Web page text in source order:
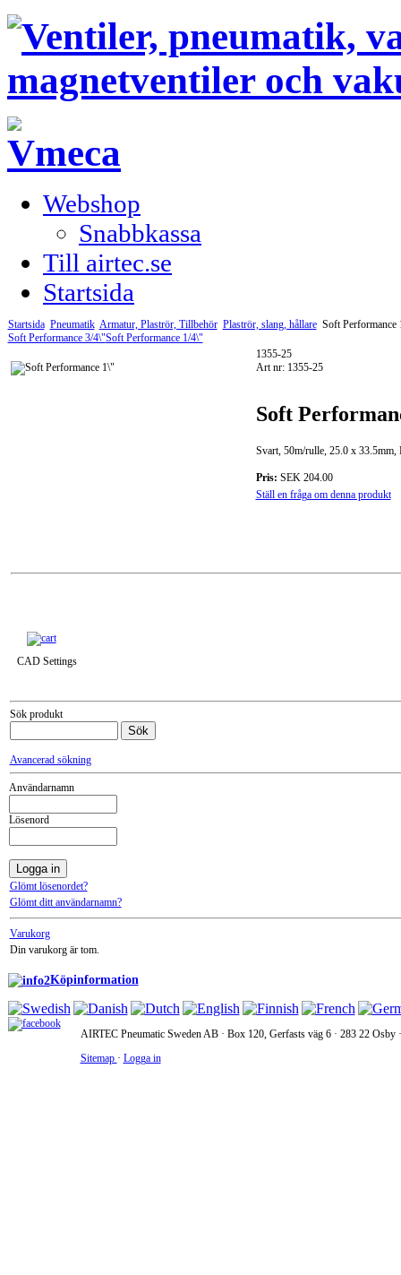
Webshop
Snabbkassa
Till airtec.se
Startsida
Startsida Pneumatik Armatur, Plaströr, Tillbehör Plaströr, slang, hållare Soft Performance
Soft Performance 3/4\"Soft Performance 1/4\"
1355-25
Art nr: 1355-25
Soft
Svart, 50m/rulle, 25.0 x 33.5mm,
Pris: SEK 204.00
Ställ en fråga om denna produkt
CAD Settings
Sök produkt
Avancerad sökning
Användarnamn
Lösenord
Glömt lösenordet?
Glömt ditt användarnamn?
Varukorg
Din varukorg är tom.
Köpinformation
AIRTEC Pneumatic Sweden AB · Box 120, Gerfasts väg 6 · 283 22
Sitemap · Logga in